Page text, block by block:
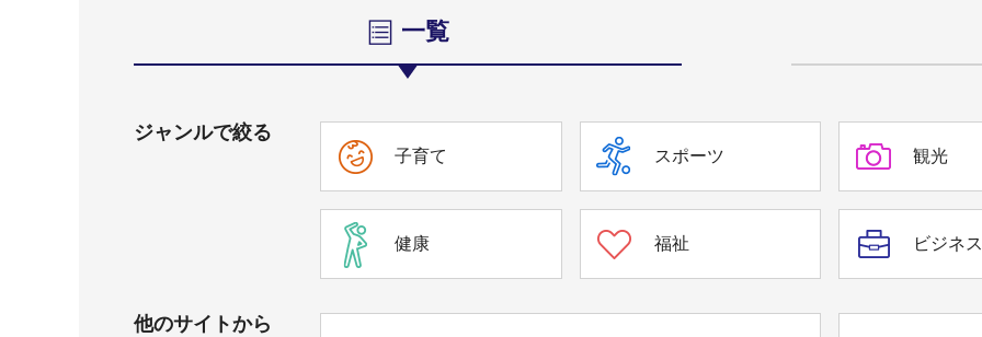
一覧
ジャンルで絞る
子育て スポーツ 観光
健康 福祉 ビジネス
他のサイトから